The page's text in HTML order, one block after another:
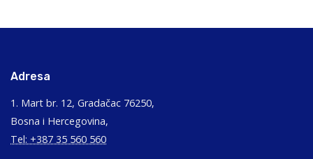
Adresa
1. Mart br. 12, Gradačac 76250,
Bosna i Hercegovina,
Tel: +387 35 560 560